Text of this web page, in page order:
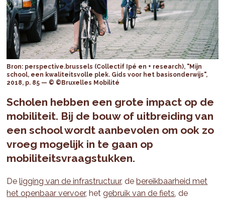
Bron: perspective.brussels (Collectif Ipé en + research), "Mijn
school, een kwaliteitsvolle plek. Gids voor het basisonderwijs",
2018, p. 85 — © ©Bruxelles Mobilité
Scholen hebben een grote impact op de
mobiliteit. Bij de bouw of uitbreiding van
een school wordt aanbevolen om ook zo
vroeg mogelijk in te gaan op
mobiliteitsvraagstukken.
Deligging van de infrastructuur, debereikbaarheid met
het openbaar vervoer, hetgebruik van de fiets , de